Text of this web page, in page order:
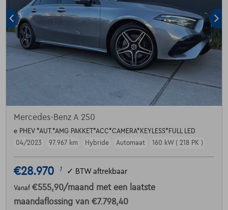
Mercedes-Benz A 250
e PHEV *AUT.*AMG PAKKET*ACC*CAMERA*KEYLESS*FULL LED
04/2023
97.967 km Hybride Automaat 160 kW ( 218 PK )
€28.970 1 ✓ BTW aftrekbaar
Vanaf €555,90/maand met een laatste
maandaflossing van €7.798,40